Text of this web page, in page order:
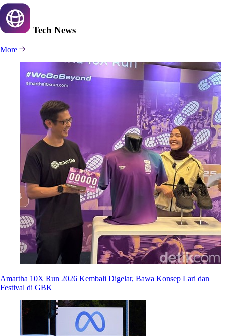
Tech News
More
Amartha 10X Run 2026 Kembali Digelar, Bawa Konsep Lari dan
Festival di GBK